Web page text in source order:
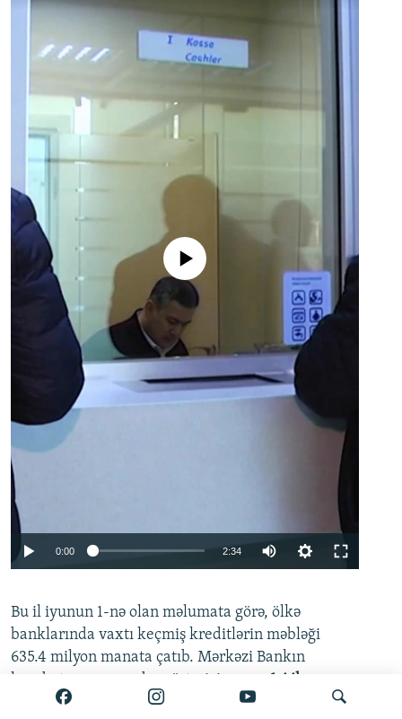
No media source currently available
0:00 2:34
360p
480p
720p
Bu il iyunun 1-nə olan məlumata görə, ölkə
banklarında vaxtı keçmiş kreditlərin məbləği
635.4 milyon manata çatıb. Mərkəzi Bankın
hesabatına əsasən, bu göstərici
mayın 1-i ilə
müqayisədə 21.2 milyon manat artıb.